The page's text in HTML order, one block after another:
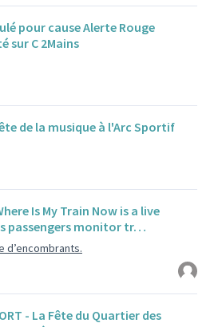
pour cause Alerte Rouge
sur C 2Mains
de la musique à l'Arc Sportif
Is My Train Now is a live
passengers monitor tr…
d’encombrants.
- La Fête du Quartier des